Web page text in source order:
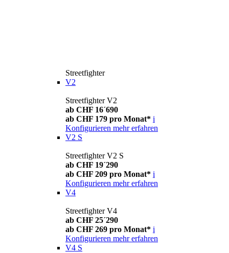
Streetfighter
V2
Streetfighter V2
ab CHF 16´690
ab CHF 179 pro Monat* i
Konfigurieren mehr erfahren
V2 S
Streetfighter V2 S
ab CHF 19´290
ab CHF 209 pro Monat* i
Konfigurieren mehr erfahren
V4
Streetfighter V4
ab CHF 25´290
ab CHF 269 pro Monat* i
Konfigurieren mehr erfahren
V4 S